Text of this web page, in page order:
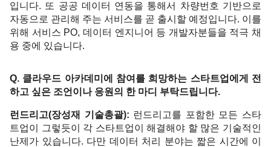
입니다. 또 공공 데이터 연동을 통해서 차량번호 기반으로
자동으로 관리해 주는 서비스를 곧 출시할 예정입니다. 이를
위해 서비스 PO, 데이터 엔지니어 등 개발자분들을 적극 채
용 중에 있습니다.
Q. 클라우드 아카데미에 참여를 희망하는 스타트업에게 전
하고 싶은 조언이나 응원의 한 마디 부탁드립니다.
런드리고(장성재 기술총괄): 런드리고를 포함한 모든 스타
트업이 그렇듯이 각 스타트업이 해결해야 할 많은 기술적인
난제가 있습니다. 다만 데이터 처리 분야는 짧은 시간에 이